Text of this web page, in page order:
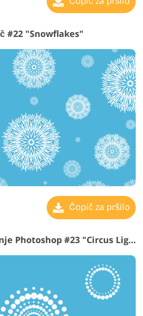
#22 "Snowflakes"
Čopič za pršilo
Čopič za brizganje Photoshop #23 "Circus Lights"